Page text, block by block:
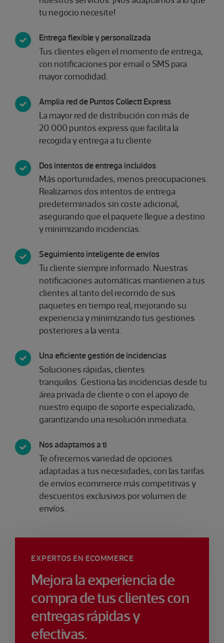
tu negocio necesite!
Entrega flexible y personalizada
Tus clientes eligen el momento de entrega,
con notificaciones por email o SMS para
mayor comodidad.
Amplia red de Puntos Collectt Express
La mayor red de distribución con más de
20.000 puntos express que facilita la
recogida y entrega a tu cliente
Dos intentos de entrega incluidos
Más oportunidades, menos preocupaciones.
Realizamos dos intentos de entrega
predeterminados sin coste adicional,
asegurando que el paquete llegue a destino
y minimizando incidencias.
​​​Seguimiento inteligente de envíos
Tu cliente siempre informado. Nuestras
notificaciones automáticas mantienen a tus
clientes al tanto del recorrido de sus
paquetes en tiempo real, mejorando su
experiencia y minimizando tus gestiones
posteriores a la venta.
Una eficiente gestión de incidencias
Soluciones rápidas, clientes
tranquilos. Gestiona las incidencias desde tu
área privada de cliente o con el apoyo de
nuestro equipo de soporte especializado,
garantizando una resolución inmediata.
Nos adaptamos a ti
Te ofrecemos variedad de opciones
adaptadas a tus necesidades, con las tarifas
de envíos ecommerce más competitivas y
descuentos exclusivos por volumen de
envíos.
EXPERTOS EN ECOMMERCE
Mejora la experiencia de
compra de tus clientes con
entregas rápidas y
efectivas.